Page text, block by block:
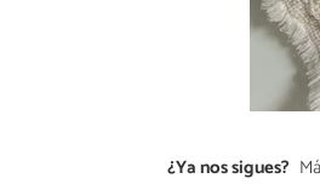
¿Ya nos sigues?